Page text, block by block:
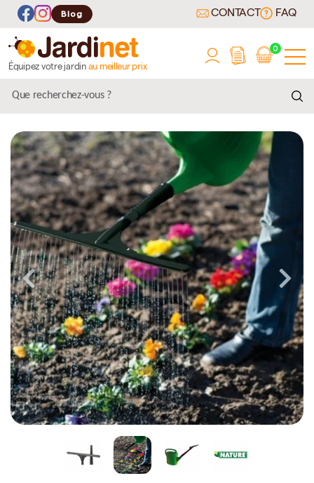
Blog CONTACT FAQ
Équipez votre jardin au meilleur prix
0